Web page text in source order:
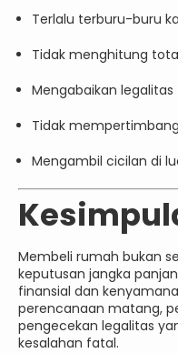
Terlalu terburu-buru
Tidak menghitung
Mengabaikan legalitas
Tidak
Mengambil cicilan di
Membeli rumah bukan
keputusan jangka
finansial dan
perencanaan matang,
pengecekan legalitas
kesalahan fatal.